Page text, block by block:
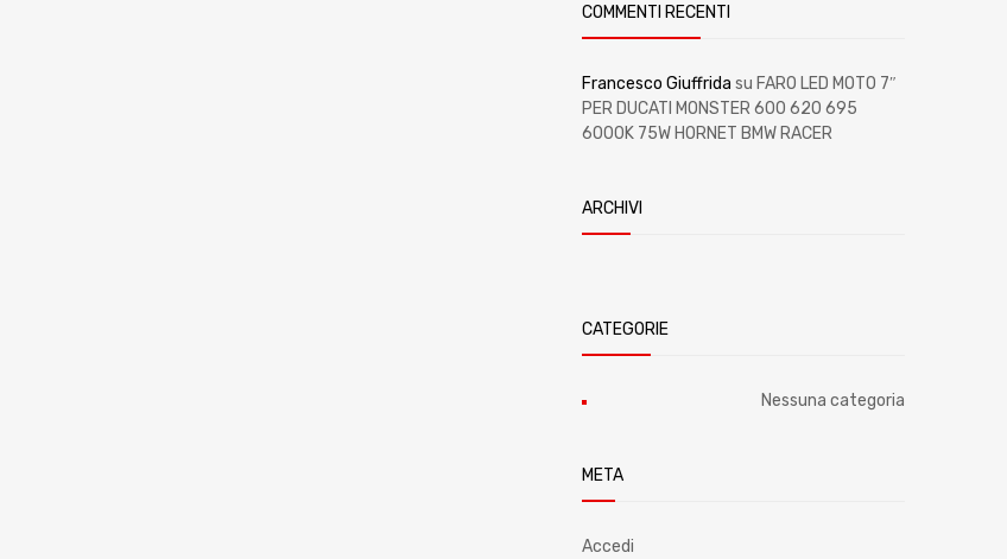
COMMENTI RECENTI
Francesco Giuffrida su FARO LED MOTO 7″
PER DUCATI MONSTER 600 620 695
6000K 75W HORNET BMW RACER
ARCHIVI
CATEGORIE
Nessuna categoria
META
Accedi